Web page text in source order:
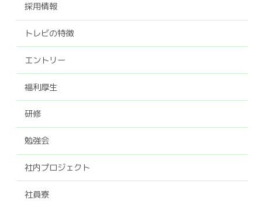
採用情報
トレビの特徴
エントリー
福利厚生
研修
勉強会
社内プロジェクト
社員寮